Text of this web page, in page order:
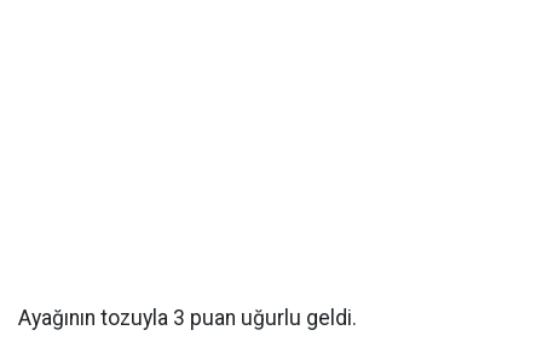
Ayağının tozuyla 3 puan uğurlu geldi.